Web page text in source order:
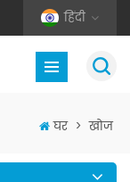
हिंदी
घर > खोज